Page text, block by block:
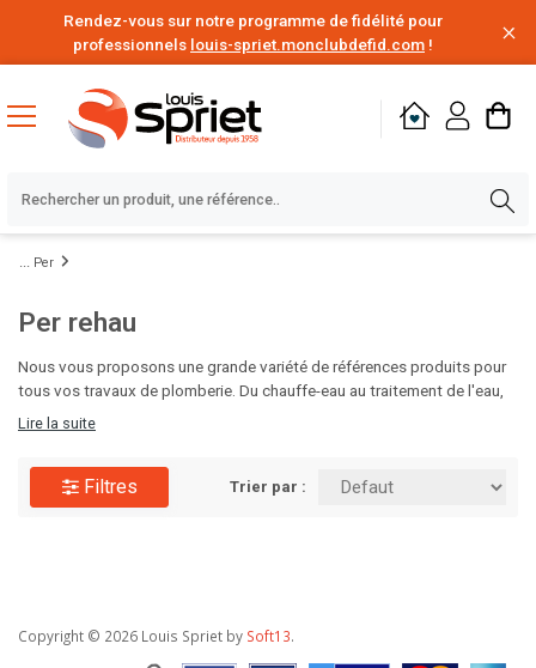
Rendez-vous sur notre programme de fidélité pour
professionnels louis-spriet.monclubdefid.com !
Per
Per rehau
Nous vous proposons une grande variété de références produits pour
tous vos travaux de plomberie. Du chauffe-eau au traitement de l'eau,
en passant par le poste à souder, les solutions d'étanchéité,
construction. Des milliers de produits de plomberie de grandes
marques disponibles au meilleur prix, à portée de clic. C'est le moment
Lire la suite
Filtres Trier par :
Copyright © 2026 Louis Spriet by Soft13.